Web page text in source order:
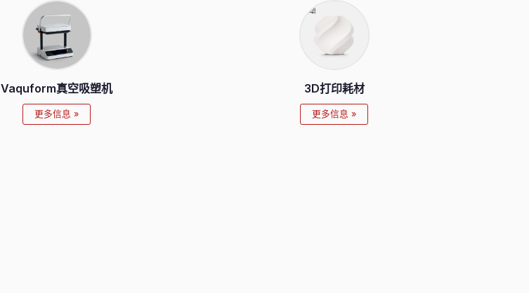
Vaquform真空吸塑机
更多信息 »
3D打印耗材
更多信息 »